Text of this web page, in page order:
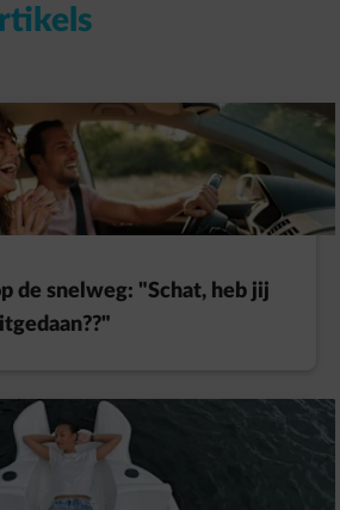
nieuw tabblad
de snelweg: "Schat, heb jij